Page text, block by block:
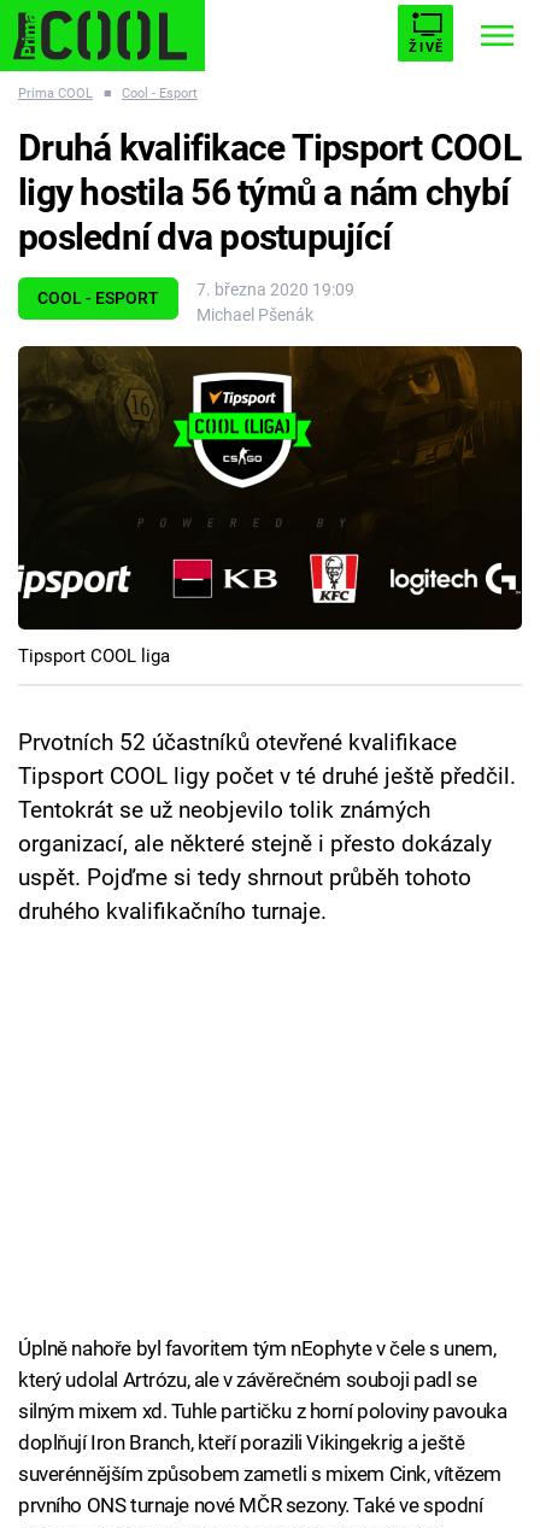
ŽIVĚ
ESCAPE PLNEJ KOTEL AVENGERS 5
Témata
Filmy
Cool Esport
Pořady
TV Program
Sledujte prima+
Přihlášení
Sledujte nás
Prima COOL ■ Cool - Esport
COOL - ESPORT
7. března 2020 19:09
Michael Pšenák
Druhá kvalifikace Tipsport COOL
ligy hostila 56 týmů a nám chybí
poslední dva postupující
Tipsport COOL liga
Prvotních 52 účastníků otevřené kvalifikace
Tipsport COOL ligy počet v té druhé ještě předčil.
Tentokrát se už neobjevilo tolik známých
organizací, ale některé stejně i přesto dokázaly
uspět. Pojďme si tedy shrnout průběh tohoto
druhého kvalifikačního turnaje.
Úplně nahoře byl favoritem tým nEophyte v čele s unem,
který udolal Artrózu, ale v závěrečném souboji padl se
silným mixem xd. Tuhle partičku z horní poloviny pavouka
doplňují Iron Branch, kteří porazili Vikingekrig a ještě
suverénnějším způsobem zametli s mixem Cink, vítězem
prvního ONS turnaje nové MČR sezony. Také ve spodní